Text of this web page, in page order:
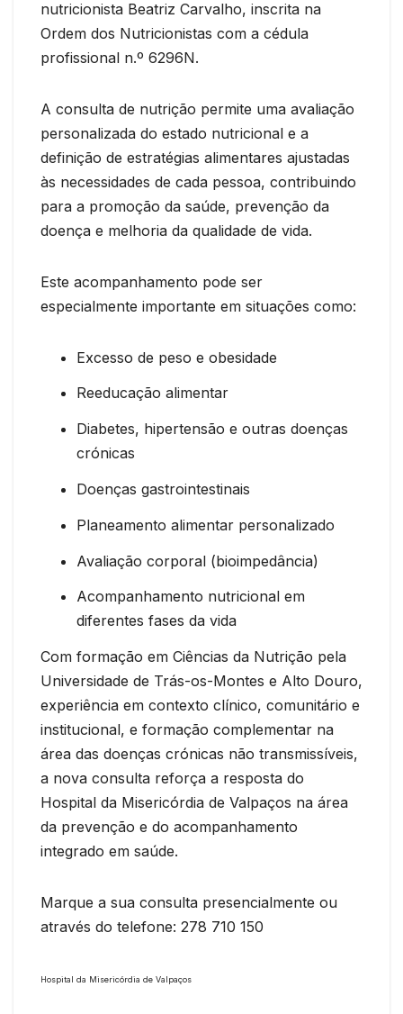
nutricionista Beatriz Carvalho, inscrita na
Ordem dos Nutricionistas com a cédula
profissional n.º 6296N.
A consulta de nutrição permite uma avaliação
personalizada do estado nutricional e a
definição de estratégias alimentares ajustadas
às necessidades de cada pessoa, contribuindo
para a promoção da saúde, prevenção da
doença e melhoria da qualidade de vida.
Este acompanhamento pode ser
especialmente importante em situações como:
Excesso de peso e obesidade
Reeducação alimentar
Diabetes, hipertensão e outras doenças
crónicas
Doenças gastrointestinais
Planeamento alimentar personalizado
Avaliação corporal (bioimpedância)
Acompanhamento nutricional em
diferentes fases da vida
Com formação em Ciências da Nutrição pela
Universidade de Trás-os-Montes e Alto Douro,
experiência em contexto clínico, comunitário e
institucional, e formação complementar na
área das doenças crónicas não transmissíveis,
a nova consulta reforça a resposta do
Hospital da Misericórdia de Valpaços na área
da prevenção e do acompanhamento
integrado em saúde.
Marque a sua consulta presencialmente ou
através do telefone: 278 710 150
Hospital da Misericórdia de Valpaços